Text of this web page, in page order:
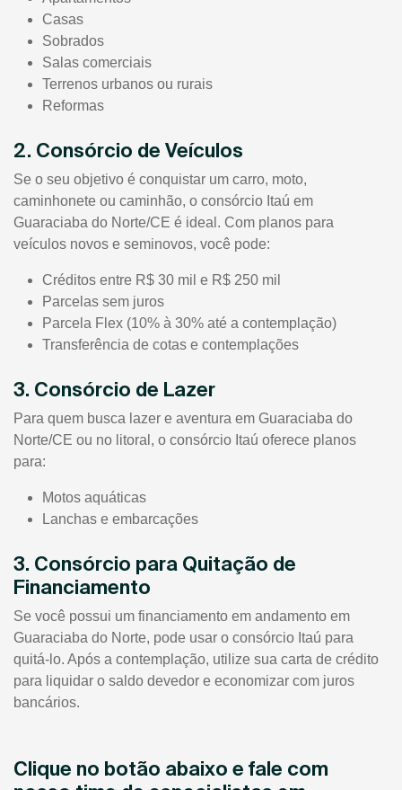
Casas
Sobrados
Salas comerciais
Terrenos urbanos ou rurais
Reformas
2. Consórcio de Veículos
Se o seu objetivo é conquistar um carro, moto,
caminhonete ou caminhão, o consórcio Itaú em
Guaraciaba do Norte/CE é ideal. Com planos para
veículos novos e seminovos, você pode:
Créditos entre R$ 30 mil e R$ 250 mil
Parcelas sem juros
Parcela Flex (10% à 30% até a contemplação)
Transferência de cotas e contemplações
3. Consórcio de Lazer
Para quem busca lazer e aventura em Guaraciaba do
Norte/CE ou no litoral, o consórcio Itaú oferece planos
para:
Motos aquáticas
Lanchas e embarcações
3. Consórcio para Quitação de
Financiamento
Se você possui um financiamento em andamento em
Guaraciaba do Norte, pode usar o consórcio Itaú para
quitá-lo. Após a contemplação, utilize sua carta de crédito
para liquidar o saldo devedor e economizar com juros
bancários.
Clique no botão abaixo e fale com